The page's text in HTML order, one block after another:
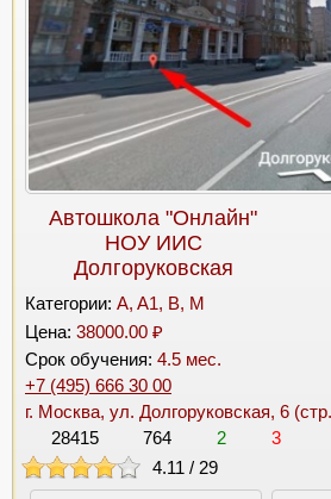
Автошкола "Онлайн"
НОУ ИИС
Долгоруковская
Категории: A, A1, B, M
Цена: 38000.00 ₽
Срок обучения: 4.5 мес.
+7 (495) 666 30 00
г. Москва, ул. Долгоруковская, 6
28415
764 2
3
4.11 / 29